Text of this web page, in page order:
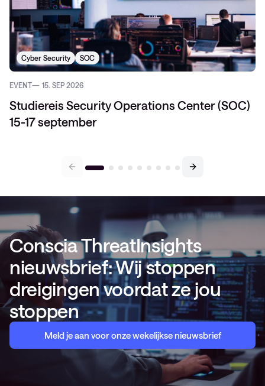
Cyber Security SOC
EVENT 15. SEP 2026
Studiereis Security Operations Center (SOC)
15-17 september
Conscia ThreatInsights
nieuwsbrief: Wij stoppen
dreigingen voordat ze jou
stoppen
Meld je aan voor onze wekelijkse nieuwsbrief